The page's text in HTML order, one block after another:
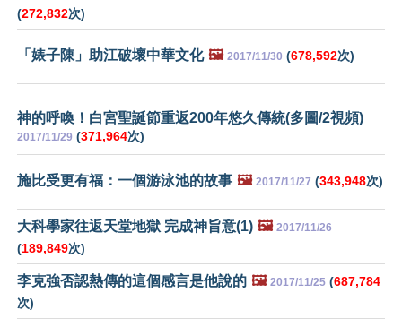
(272,832次)
「婊子陳」助江破壞中華文化 🖼️ 2017/11/30 (678,592次)
神的呼喚！白宮聖誕節重返200年悠久傳統(多圖/2視頻)
2017/11/29 (371,964次)
施比受更有福：一個游泳池的故事 🖼️ 2017/11/27 (343,948次)
大科學家往返天堂地獄 完成神旨意(1) 🖼️ 2017/11/26
(189,849次)
李克強否認熱傳的這個感言是他說的 🖼️ 2017/11/25 (687,784
次)